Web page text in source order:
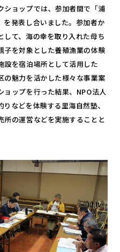
ショップでは、参加者間で「浦
を発表し合いました。参加者か
して、海の幸を取り入れた母ち
子を対象とした養殖漁業の体験
設を宿泊場所として活用した
の魅力を活かした様々な事業案
ョップを行った結果、NPO法人
などを体験する里海自然塾、
所の運営などを実施することと